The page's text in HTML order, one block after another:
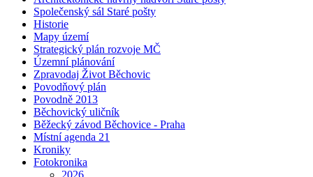
Společenský sál Staré pošty
Historie
Mapy území
Strategický plán rozvoje MČ
Územní plánování
Zpravodaj Život Běchovic
Povodňový plán
Povodně 2013
Běchovický uličník
Běžecký závod Běchovice - Praha
Místní agenda 21
Kroniky
Fotokronika